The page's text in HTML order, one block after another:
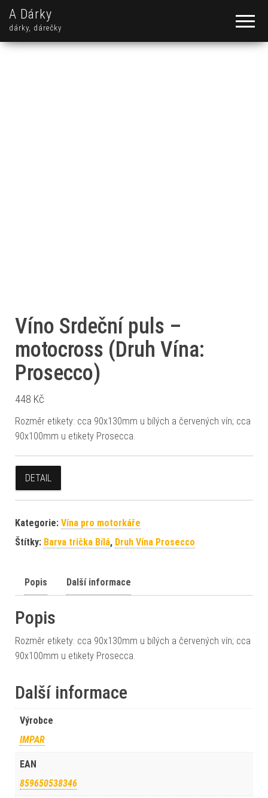
A Dárky
dárky, dárečky
Víno Srdeční puls –
motocross (Druh Vína:
Prosecco)
448 Kč
Rozměr etikety: cca 90x130mm u bílých a červených vín; cca
90x100mm u etikety Prosecca.
DETAIL
Kategorie: Vína pro motorkáře
Štítky: Barva trička Bílá, Druh Vína Prosecco
Popis Další informace
Popis
Rozměr etikety: cca 90x130mm u bílých a červených vín; cca
90x100mm u etikety Prosecca.
Další informace
Výrobce
IMPAR
EAN
859650538346